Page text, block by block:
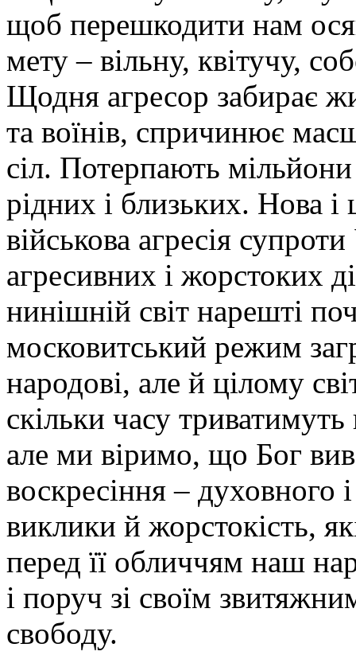
щоб перешкодити нам
мету – вільну, квітучу,
Щодня агресор забирає
та воїнів, спричинює
сіл. Потерпають
рідних і близьких. Нова
військова агресія
агресивних і жорстоких
нинішній світ нарешті
московитський режим
народові, але й цілому
скільки часу
але ми віримо, що Бог
воскресіння – духовного
виклики й жорстокість,
перед її обличчям наш
і поруч зі своїм
свободу.